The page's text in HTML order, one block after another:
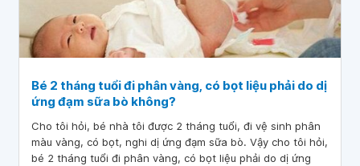
Bé 2 tháng tuổi đi phân vàng, có bọt liệu phải do dị
ứng đạm sữa bò không?
Cho tôi hỏi, bé nhà tôi được 2 tháng tuổi, đi vệ sinh phân
màu vàng, có bọt, nghi dị ứng đạm sữa bò. Vậy cho tôi hỏi,
bé 2 tháng tuổi đi phân vàng, có bọt liệu phải do dị ứng